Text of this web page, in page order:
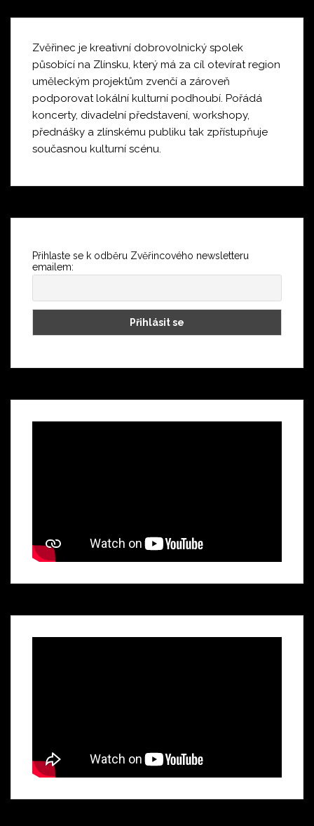
Zvěřinec je kreativní dobrovolnický spolek
působící na Zlínsku, který má za cíl otevírat region
uměleckým projektům zvenčí a zároveň
podporovat lokální kulturní podhoubí. Pořádá
koncerty, divadelní představení, workshopy,
přednášky a zlínskému publiku tak zpřístupňuje
současnou kulturní scénu.
Přihlaste se k odběru Zvěřincového newsletteru
emailem: